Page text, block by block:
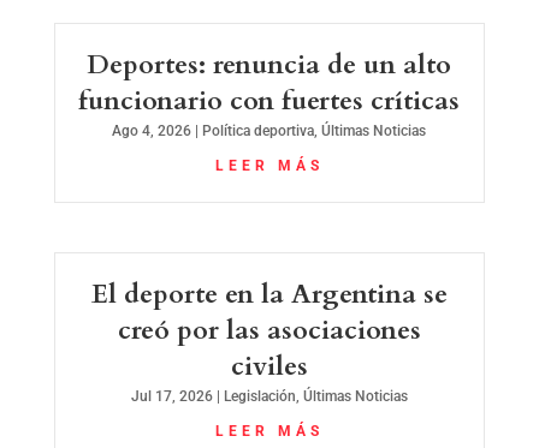
Deportes: renuncia de un alto
funcionario con fuertes críticas
Ago 4, 2026 Política deportiva,Últimas Noticias
LEER MÁS
El deporte en la Argentina se
creó por las asociaciones
civiles
Jul 17, 2026| Legislación, Últimas Noticias
LEER MÁS